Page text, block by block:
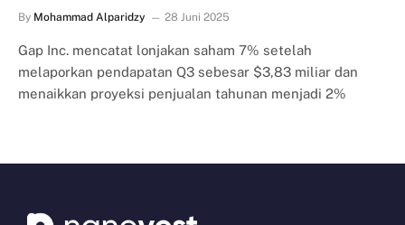
By Mohammad Alparidzy 28 Juni 2025
Gap Inc. mencatat lonjakan saham 7% setelah
melaporkan pendapatan Q3 sebesar $3,83 miliar dan
menaikkan proyeksi penjualan tahunan menjadi 2%